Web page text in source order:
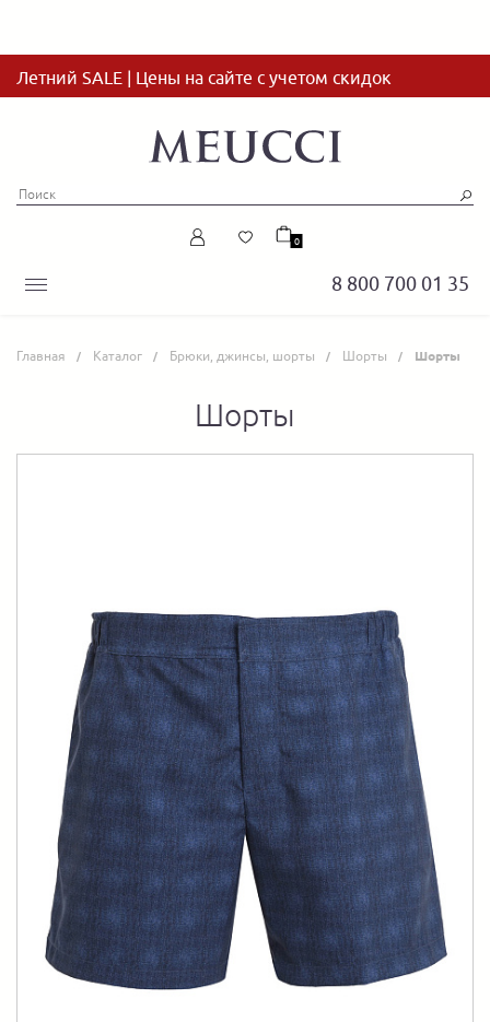
Летний SALE | Цены на сайте с учетом скидок
8 800 700 01 35
0
Главная Каталог Брюки, джинсы, шорты Шорты Шорты
Шорты